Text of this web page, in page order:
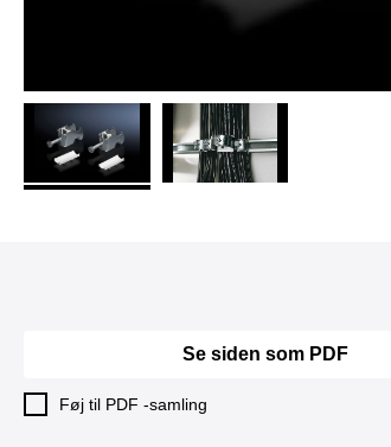
Se siden som PDF
Føj til PDF -samling